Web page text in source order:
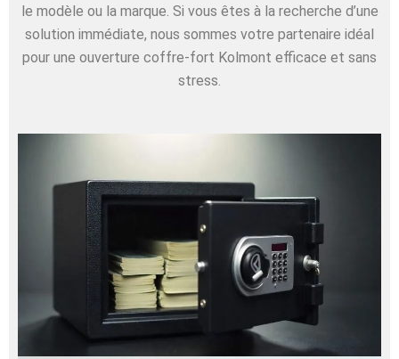
le modèle ou la marque. Si vous êtes à la recherche d’une
solution immédiate, nous sommes votre partenaire idéal
pour une ouverture coffre-fort Kolmont efficace et sans
stress.